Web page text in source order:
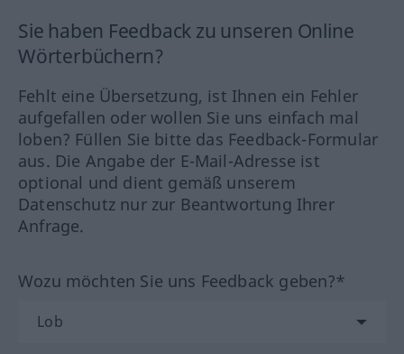
Sie haben Feedback zu unseren Online
Wörterbüchern?
Fehlt eine Übersetzung, ist Ihnen ein Fehler
aufgefallen oder wollen Sie uns einfach mal
loben? Füllen Sie bitte das Feedback-Formular
aus. Die Angabe der E-Mail-Adresse ist
optional und dient gemäß unserem
Datenschutz nur zur Beantwortung Ihrer
Anfrage.
Wozu möchten Sie uns Feedback geben?*